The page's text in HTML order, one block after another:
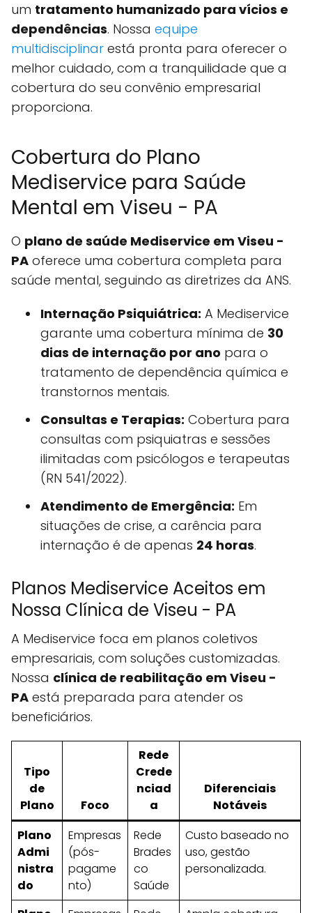
um tratamento humanizado para vícios e
dependências. Nossa equipe
multidisciplinar está pronta para oferecer o
melhor cuidado, com a tranquilidade que a
cobertura do seu convênio empresarial
proporciona.
Cobertura do Plano
Mediservice para Saúde
Mental em Viseu - PA
O plano de saúde Mediservice em Viseu -
PA oferece uma cobertura completa para
saúde mental, seguindo as diretrizes da ANS.
Internação Psiquiátrica: A Mediservice
garante uma cobertura mínima de 30
dias de internação por ano para o
tratamento de dependência química e
transtornos mentais.
Consultas e Terapias: Cobertura para
consultas com psiquiatras e sessões
ilimitadas com psicólogos e terapeutas
(RN 541/2022).
Atendimento de Emergência: Em
situações de crise, a carência para
internação é de apenas 24 horas.
Planos Mediservice Aceitos em
Nossa Clínica de Viseu - PA
A Mediservice foca em planos coletivos
empresariais, com soluções customizadas.
Nossa clínica de reabilitação em Viseu -
PA está preparada para atender os
beneficiários.
Tipo
de
Plano
Foco
Rede
Crede
nciad
a
Diferenciais
Notáveis
Plano
Admi
nistra
do
Empresas
(pós-
pagame
nto)
Rede
Brades
co
Saúde
Custo baseado no
uso, gestão
personalizada.